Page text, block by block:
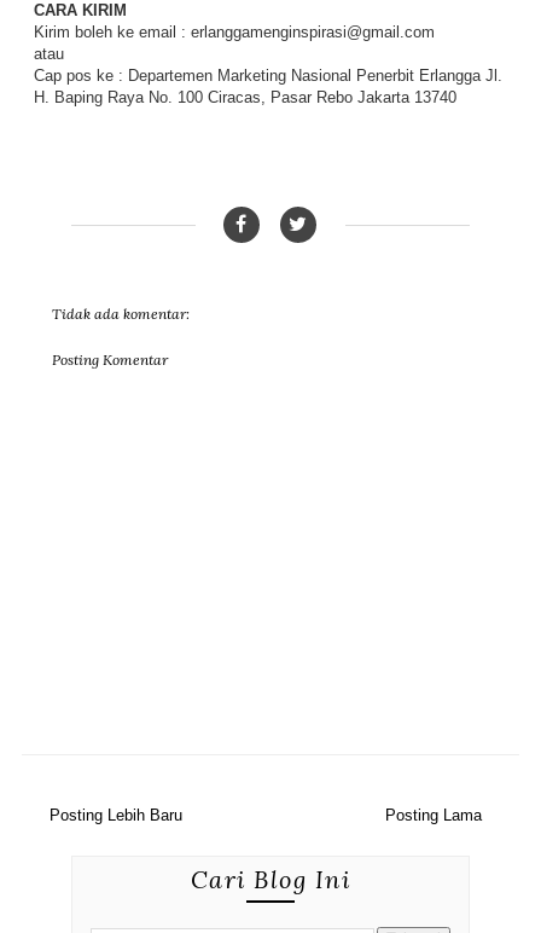
CARA KIRIM
Kirim boleh ke email : erlanggamenginspirasi@gmail.com
atau
Cap pos ke : Departemen Marketing Nasional Penerbit Erlangga Jl.
H. Baping Raya No. 100 Ciracas, Pasar Rebo Jakarta 13740
Tidak ada komentar:
Posting Komentar
Posting Lebih Baru Posting Lama
Cari Blog Ini